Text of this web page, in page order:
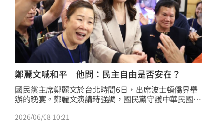
鄭麗文喊和平 他問：民主自由是否安在？
國民黨主席鄭麗文於台北時間6日，出席波士頓僑界舉
辦的晚宴。鄭麗文演講時強調，國民黨守護中華民國憲
地緣政治中，國民黨將扮演「搭橋者」的角色，為台海
2026/06/08 10:21